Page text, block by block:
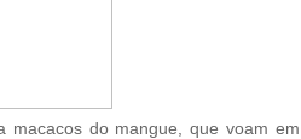
macacos do mangue, que voam em